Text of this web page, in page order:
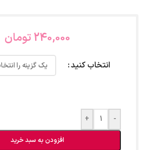
240,000تومان
انتخاب کنید
-
+
افزودن به سبد خرید